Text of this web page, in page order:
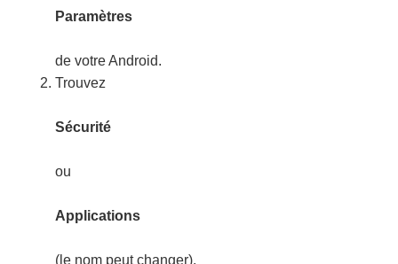
Paramètres
de votre Android.
Trouvez
Sécurité
ou
Applications
(le nom peut changer).